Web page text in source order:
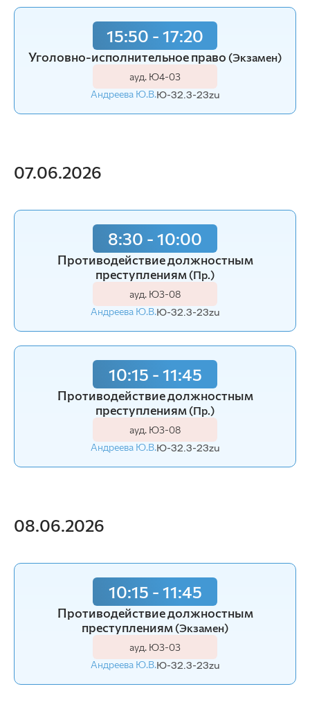
15:50 - 17:20
Уголовно-исполнительное право (Экзамен)
ауд. Ю4-03
Андреева Ю.В.Ю-32.3-23zu
07.06.2026
8:30 - 10:00
Противодействие должностным
преступлениям(Пр.)
ауд. Ю3-08
Андреева Ю.В.Ю-32.3-23zu
10:15 - 11:45
Противодействие должностным
преступлениям(Пр.)
ауд. Ю3-08
Андреева Ю.В.Ю-32.3-23zu
08.06.2026
10:15 - 11:45
Противодействие должностным
преступлениям(Экзамен)
ауд. Ю3-03
Андреева Ю.В.Ю-32.3-23zu